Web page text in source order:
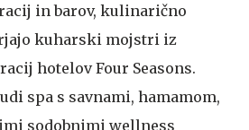
in barov, kulinarično
kuharski mojstri iz
hotelov Four Seasons.
spa s savnami, hamamom,
sodobnimi wellness